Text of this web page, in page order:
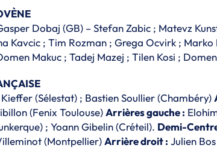
Dobaj (GB) – Stefan Zabic ; Matevz
Kavcic ; Tim Rozman ; Grega Ocvirk ;
Makuc ; Tadej Mazej ; Tilen Kosi ;
(Sélestat) ; Bastien Soullier (Chambéry)
(Fenix Toulouse)Arrières gauche :
; Yoann Gibelin (Créteil). Demi-
(Montpellier)Arrière droit : Julien